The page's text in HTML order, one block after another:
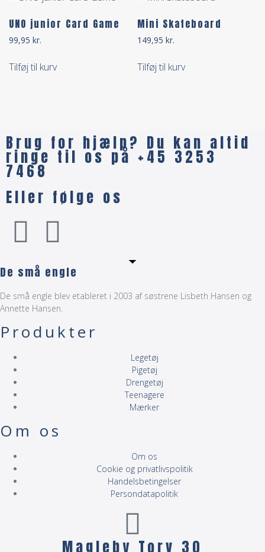
UNO junior Card Game
99,95 kr.
Tilføj til kurv
Mini Skateboard
149,95kr.
Tilføj til kurv
Brug for hjælp? Du kan altid
ringe til os på +45 3253
7468
Eller følge os
De små engle
De små engle blev etableret i 2003 af søstrene Lisbeth Hansen og
Annette Hansen.
Produkter
Legetøj
Pigetøj
Drengetøj
Teenagere
Mærker
Om os
Om os
Cookie og privatlivspolitik
Handelsbetingelser
Persondatapolitik
Magleby Torv 30